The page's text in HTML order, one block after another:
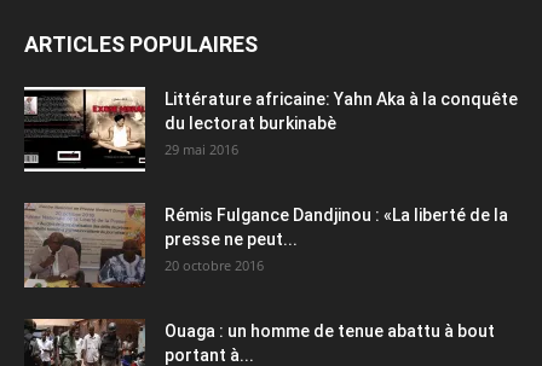
ARTICLES POPULAIRES
Littérature africaine: Yahn Aka à la conquête
du lectorat burkinabè
29 mai 2016
Rémis Fulgance Dandjinou : «La liberté de la
presse ne peut...
20 octobre 2016
Ouaga : un homme de tenue abattu à bout
portant à...